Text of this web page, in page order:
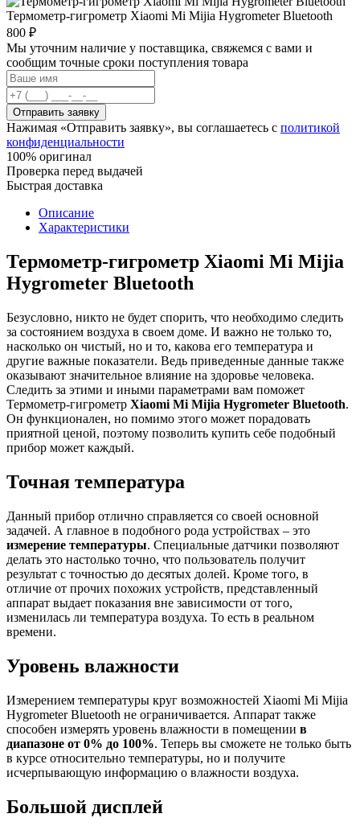
Термометр-гигрометр Xiaomi Mi Mijia Hygrometer Bluetooth
800 ₽
Мы уточним наличие у поставщика, свяжемся с вами и
сообщим точные сроки поступления товара
Отправить заявку
Нажимая «Отправить заявку», вы соглашаетесь с политикой
конфиденциальности
100% оригинал
Проверка перед выдачей
Быстрая доставка
Описание
Характеристики
Термометр-гигрометр Xiaomi Mi Mijia
Hygrometer Bluetooth
Безусловно, никто не будет спорить, что необходимо следить
за состоянием воздуха в своем доме. И важно не только то,
насколько он чистый, но и то, какова его температура и
другие важные показатели. Ведь приведенные данные также
оказывают значительное влияние на здоровье человека.
Следить за этими и иными параметрами вам поможет
Термометр-гигрометр Xiaomi Mi Mijia Hygrometer Bluetooth.
Он функционален, но помимо этого может порадовать
приятной ценой, поэтому позволить купить себе подобный
прибор может каждый.
Точная температура
Данный прибор отлично справляется со своей основной
задачей. А главное в подобного рода устройствах – это
измерение температуры. Специальные датчики позволяют
делать это настолько точно, что пользователь получит
результат с точностью до десятых долей. Кроме того, в
отличие от прочих похожих устройств, представленный
аппарат выдает показания вне зависимости от того,
изменилась ли температура воздуха. То есть в реальном
времени.
Уровень влажности
Измерением температуры круг возможностей Xiaomi Mi Mijia
Hygrometer Bluetooth не ограничивается. Аппарат также
способен измерять уровень влажности в помещении в
диапазоне от 0% до 100%. Теперь вы сможете не только быть
в курсе относительно температуры, но и получите
исчерпывающую информацию о влажности воздуха.
Большой дисплей